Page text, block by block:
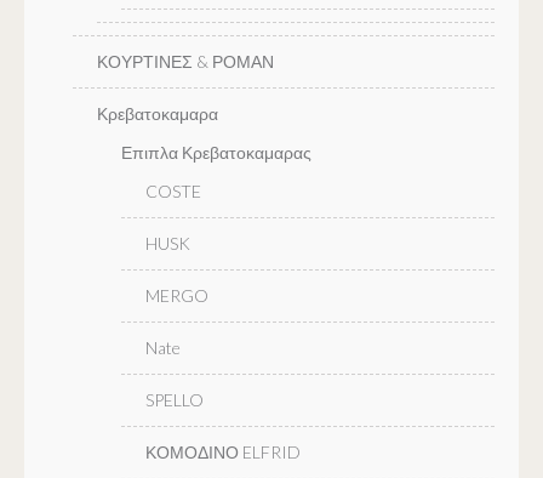
ΚΟΥΡΤΙΝΕΣ & ΡΟΜΑΝ
Κρεβατοκαμαρα
Επιπλα Κρεβατοκαμαρας
COSTE
HUSK
MERGO
Nate
SPELLO
ΚΟΜΟΔΙΝΟ ELFRID